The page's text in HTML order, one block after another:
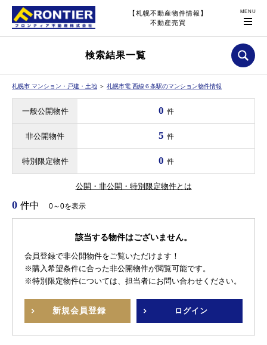
【札幌不動産物件情報】
不動産売買
検索結果一覧
札幌市 マンション・戸建・土地 ＞ 札幌市電 西線６条駅のマンション物件情報
一般公開物件 0 件
非公開物件 5 件
特別限定物件 0 件
公開・非公開・特別限定物件とは
0 件中 0～0を表示
該当する物件はございません。
会員登録で非公開物件をご覧いただけます！
※購入希望条件に合った非公開物件が閲覧可能です。
※特別限定物件については、担当者にお問い合わせください。
新規会員登録 ログイン